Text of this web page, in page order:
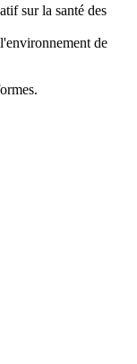
sur la santé des
de